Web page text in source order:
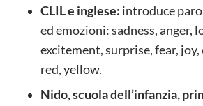
CLIL e inglese: introduce
ed emozioni: sadness, anger,
excitement, surprise, fear, joy,
red, yellow.
Nido, scuola dell’infanzia,